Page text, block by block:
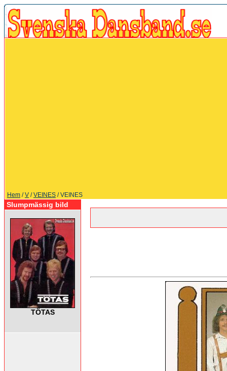
Hem /V /VEINES / VEINES
Slumpmässig bild
TÖTAS